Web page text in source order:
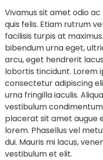
Vivamus sit amet odio
quis felis. Etiam rutrum
facilisis turpis at
bibendum urna eget,
arcu, eget hendrerit
lobortis tincidunt. Lorem
consectetur adipiscing
urna fringilla iaculis.
vestibulum
placerat sit amet augue
lorem. Phasellus vel
dui. Mauris mi lacus,
vestibulum et elit.